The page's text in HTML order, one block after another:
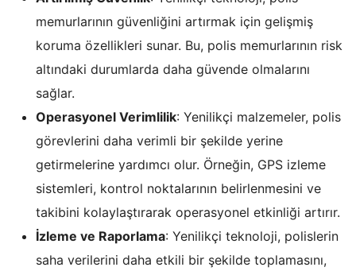
memurlarının güvenliğini artırmak için gelişmiş
koruma özellikleri sunar. Bu, polis memurlarının risk
altındaki durumlarda daha güvende olmalarını
sağlar.
Operasyonel Verimlilik: Yenilikçi malzemeler, polis
görevlerini daha verimli bir şekilde yerine
getirmelerine yardımcı olur. Örneğin, GPS izleme
sistemleri, kontrol noktalarının belirlenmesini ve
takibini kolaylaştırarak operasyonel etkinliği artırır.
İzleme ve Raporlama: Yenilikçi teknoloji, polislerin
saha verilerini daha etkili bir şekilde toplamasını,